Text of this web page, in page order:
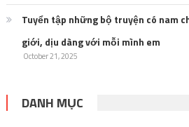
Tuyển tập những bộ truyện có nam
giới, dịu dàng với mỗi mình em
October 21, 2025
DANH MỤC